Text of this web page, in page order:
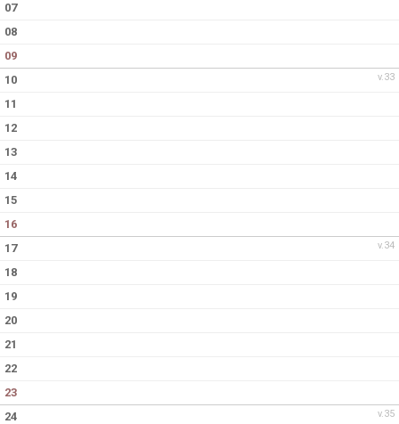
07
08
09
v.33
10
11
12
13
14
15
16
v.34
17
18
19
20
21
22
23
v.35
24